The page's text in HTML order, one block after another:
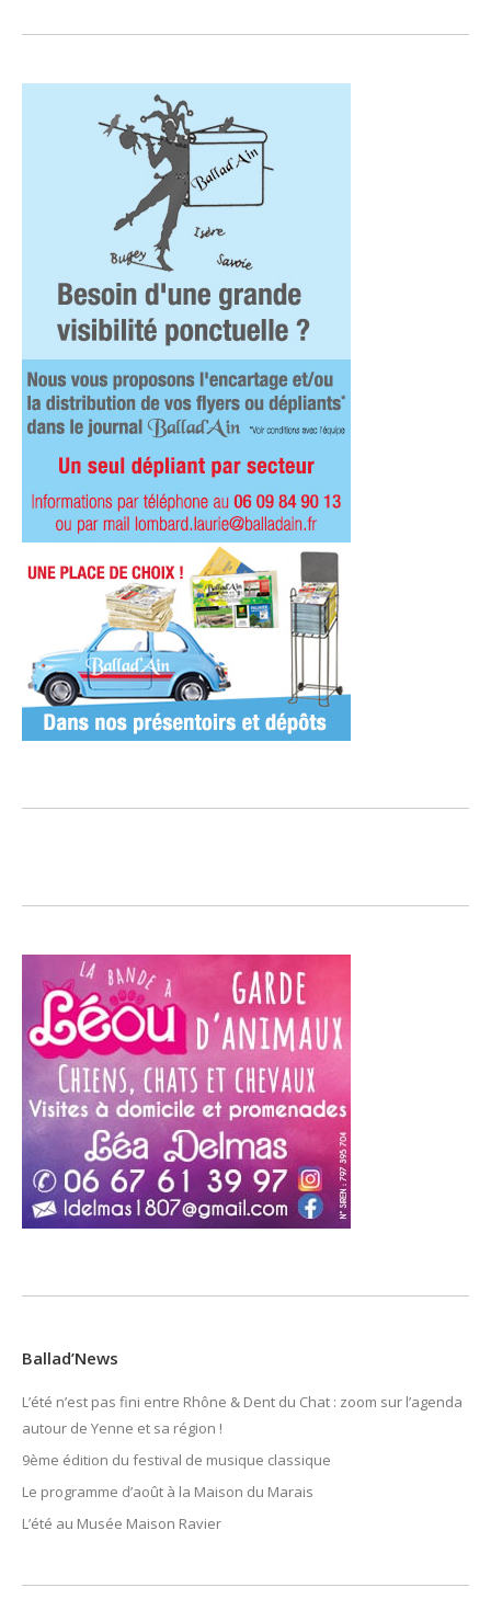
Ballad’News
L’été n’est pas fini entre Rhône & Dent du Chat : zoom sur l’agenda
autour de Yenne et sa région !
9ème édition du festival de musique classique
Le programme d’août à la Maison du Marais
L’été au Musée Maison Ravier